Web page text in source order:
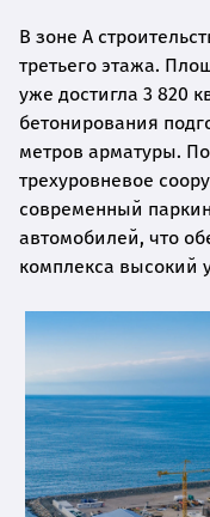
В зоне A
третьего этажа.
уже достигла 3 820
бетонирования
метров арматуры.
трехуровневое
современный
автомобилей, что
комплекса высокий